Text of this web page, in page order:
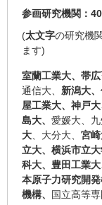
参画研究機関：
(太文字の研究機
ます)
室蘭工業大、帯広
通信大、 新潟大
屋工業大、神戸
島大、 愛媛大、九
大 、大分大、 宮崎
立大、横浜市立
科大、豊田工業大
本原子力研究開発
機構、
国立高等